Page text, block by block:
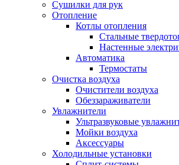
Сушилки для рук
Отопление
Котлы отопления
Стальные
Настенные
Автоматика
Термостаты
Очистка воздуха
Очистители воздуха
Обеззараживатели
Увлажнители
Ультразвуковые
Мойки воздуха
Аксессуары
Холодильные установки